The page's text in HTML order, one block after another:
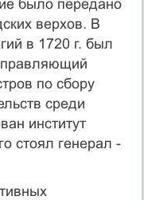
было передано
верхов. В
в 1720 г. был
по сбору
среди
институт
стоял генерал -